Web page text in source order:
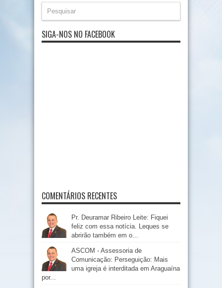
SIGA-NOS NO FACEBOOK
COMENTÁRIOS RECENTES
Pr. Deuramar Ribeiro Leite: Fiquei
feliz com essa notícia. Leques se
abrirão também em o...
ASCOM - Assessoria de
Comunicação: Perseguição: Mais
uma igreja é interditada em Araguaína
por...